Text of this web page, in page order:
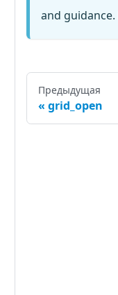
and
Предыдущая
grid_open